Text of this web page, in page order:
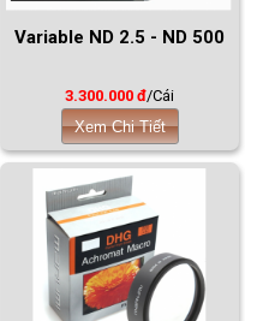
Variable ND 2.5 - ND 500
3.300.000 đ/Cái
Xem Chi Tiết